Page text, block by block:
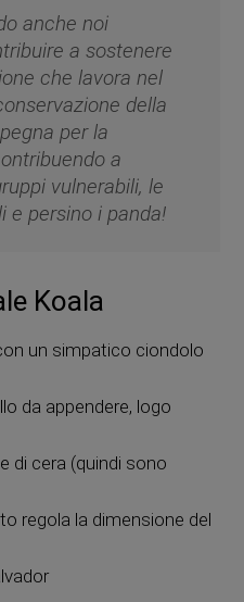
anche noi
a sostenere
che lavora nel
della
per la
a
vulnerabili, le
e persino i panda!
Koala
un simpatico ciondolo
da appendere, logo
di cera (quindi sono
regola la dimensione del